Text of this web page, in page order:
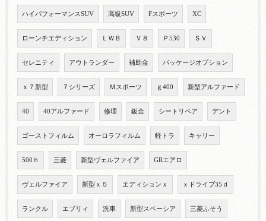
ハイパフォーマンスSUV 高級SUV Fスポーツ XC
ローンチエディション ＬＷＢ Ｖ８ Ｐ530 ＳＶ
セレニティ アウトランダー 補助金 パッケージオプション
ｘ７新型 ７シリーズ Ｍスポーツ ｇ400 新型アルファード
40 40アルファード 修理 鈑金 シートリペア デント
ゴーストフィルム オーロラフィルム 軽トラ キャリー
500ｈ 三菱 新型ヴェルファイア GRエアロ
ヴェルファイア 新型ｘ５ エディションｘ ｘドライブ35ｄ
ランクル エブリィ 洗車 新型スペーシア 三菱ふそう